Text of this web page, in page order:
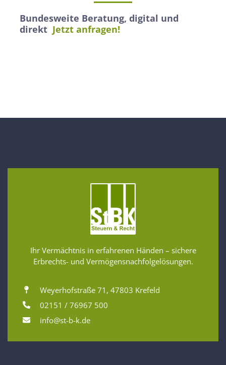
Bundesweite Beratung, digital und
direkt Jetzt anfragen!
Ihr Vermächtnis in erfahrenen Händen – sichere
Erbrechts- und Vermögensnachfolgelösungen.
Weyerhofstraße 71, 47803 Krefeld
02151 / 76967 500
info@st-b-k.de